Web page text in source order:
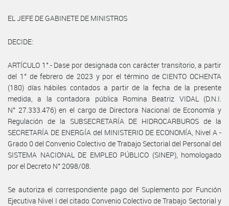
EL JEFE DE GABINETE DE MINISTROS
DECIDE:
ARTÍCULO 1°.- Dase por designada con carácter transitorio, a partir
del 1° de febrero de 2023 y por el término de CIENTO OCHENTA
(180) días hábiles contados a partir de la fecha de la presente
medida, a la contadora pública Romina Beatriz VIDAL (D.N.I.
N° 27.333.476) en el cargo de Directora Nacional de Economía y
Regulación de la SUBSECRETARÍA DE HIDROCARBUROS de la
SECRETARÍA DE ENERGÍA del MINISTERIO DE ECONOMÍA, Nivel A -
Grado 0 del Convenio Colectivo de Trabajo Sectorial del Personal del
SISTEMA NACIONAL DE EMPLEO PÚBLICO (SINEP), homologado
por el Decreto N° 2098/08.
Se autoriza el correspondiente pago del Suplemento por Función
Ejecutiva Nivel I del citado Convenio Colectivo de Trabajo Sectorial y